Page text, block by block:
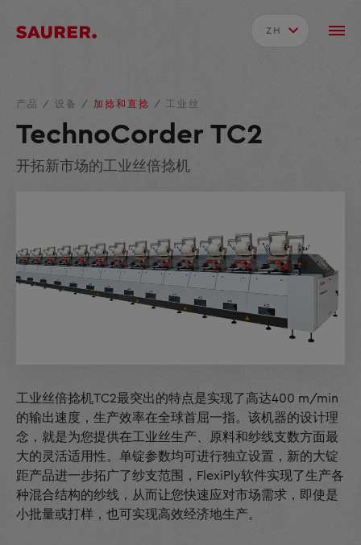
ZH
产品 / 设备 / 加捻和直捻 / 工业丝
TechnoCorder TC2
开拓新市场的工业丝倍捻机
工业丝倍捻机TC2最突出的特点是实现了高达400 m/min
的输出速度，生产效率在全球首屈一指。该机器的设计理
念，就是为您提供在工业丝生产、原料和纱线支数方面最
大的灵活适用性。单锭参数均可进行独立设置，新的大锭
距产品进一步拓广了纱支范围，FlexiPly软件实现了生产各
种混合结构的纱线，从而让您快速应对市场需求，即使是
小批量或打样，也可实现高效经济地生产。